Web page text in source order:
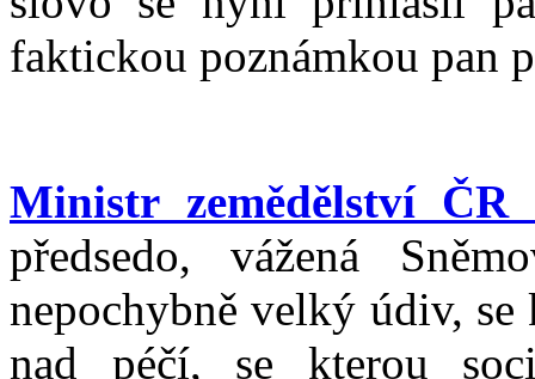
faktickou poznámkou pan
Ministr zemědělství ČR
předsedo, vážená
nepochybně velký údiv,
nad péčí, se kterou